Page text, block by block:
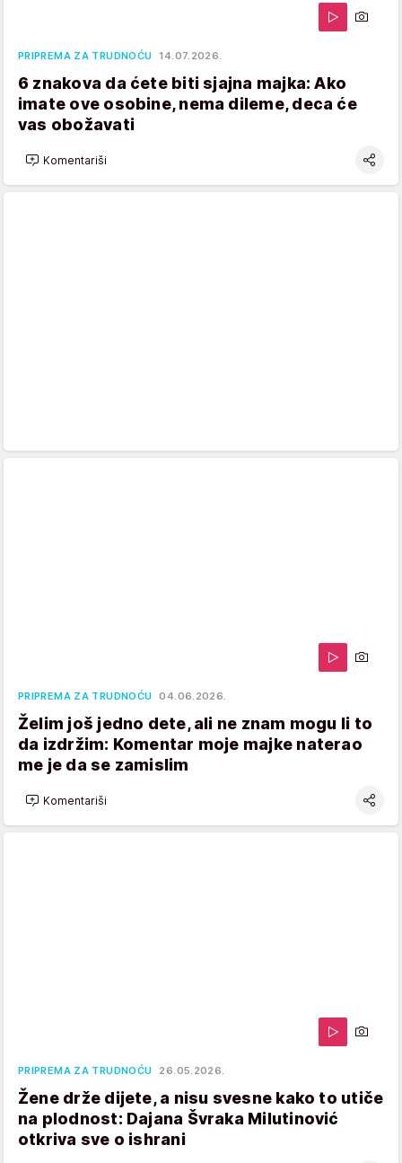
PRIPREMA ZA TRUDNOĆU 14.07.2026.
6 znakova da ćete biti sjajna majka: Ako
imate ove osobine, nema dileme, deca će
vas obožavati
Komentariši
PRIPREMA ZA TRUDNOĆU 04.06.2026.
Želim još jedno dete, ali ne znam mogu li to
da izdržim: Komentar moje majke naterao
me je da se zamislim
Komentariši
PRIPREMA ZA TRUDNOĆU 26.05.2026.
Žene drže dijete, a nisu svesne kako to utiče
na plodnost: Dajana Švraka Milutinović
otkriva sve o ishrani